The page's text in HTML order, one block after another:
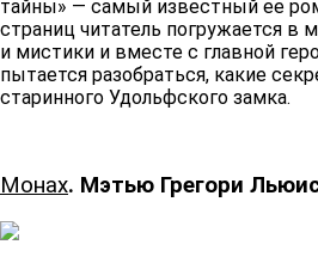
тайны» — самый известный ее
страниц читатель погружается в
и мистики и вместе с главной
пытается разобраться, какие
старинного Удольфского замка.
Монах. Мэтью Грегори